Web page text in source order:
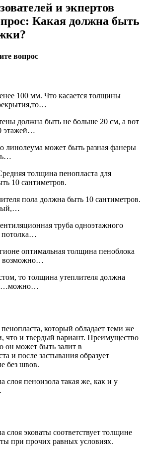
и экпертов
Какая должна быть
вопрос
100 мм. Что касается толщины
должна быть не больше 20 см, а вот
этажей…
линолеума может быть разная фанеры
толщина пенопласта для
10 сантиметров.
пола должна быть 10 сантиметров.
труба одноэтажного
потолка…
оптимальная толщина пеноблока
возможно…
то толщина утеплителя должна
который обладает теми же
что и твердый вариант. Преимущество
он может быть залит в
и после застывания образует
без швов.
слоя пеноизола такая же, как и у
слоя эковаты соответствует толщине
при прочих равных условиях.